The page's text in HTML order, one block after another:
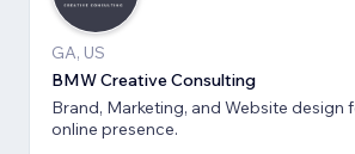
GA, US
BMW Creative Consulting
Brand, Marketing, and Website design
online presence.